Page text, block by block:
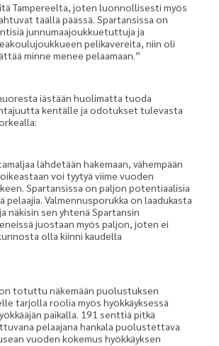
Tampereelta, joten luonnollisesti myös
täällä päässä. Spartansissa on
junnumaajoukkuetuttuja ja
pelikavereita, niin oli
minne menee pelaamaan.”
iästään huolimatta tuoda
kentälle ja odotukset tulevasta
lähdetään hakemaan, vähempään
voi tyytyä viime vuoden
Spartansissa on paljon potentiaalisia
pelaajia. Valmennusporukka on laadukasta
näkisin sen yhtenä Spartansin
juostaan myös paljon, joten ei
olla kiinni kaudella
on totuttu näkemään puolustuksen
tarjolla roolia myös hyökkäyksessä
paikalla. 191 senttiä pitkä
pelaajana hankala puolustettava
vuoden kokemus hyökkäyksen